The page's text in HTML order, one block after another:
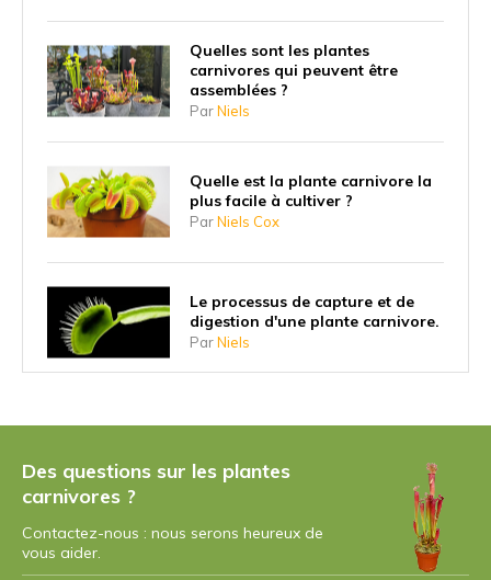
Quelles sont les plantes
carnivores qui peuvent être
assemblées ?
ParNiels
Quelle est la plante carnivore la
plus facile à cultiver ?
ParNiels Cox
Le processus de capture et de
digestion d'une plante carnivore.
ParNiels
ont-elles commencé à manger
Par Niels
Quelle est la plus grande plante
Des questions sur les plantes
carnivores ?
Contactez-nous : nous serons heureux de
vous aider.